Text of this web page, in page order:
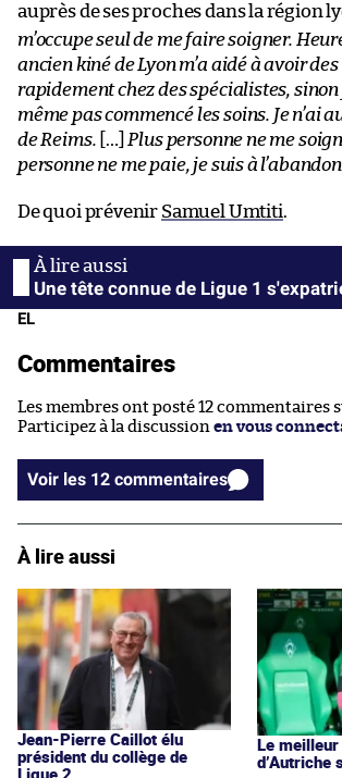
auprès de ses proches dans la région
m’occupe seul de me faire soigner.
ancien kiné de Lyon m’a aidé à avoir
rapidement chez des spécialistes, sinon
même pas commencé les soins. Je n’ai
de Reims. […] Plus personne ne me
personne ne me paie, je suis à l’abandon
De quoi prévenir Samuel Umtiti.
Une tête connue de Ligue 1
EL
Commentaires
Les membres ont posté 12 commentaires
Participez à la discussion en vous
Voir les 12 commentaires
À lire aussi
Jean-Pierre Caillot élu
président du collège de
Ligue 2
Le
d’Autriche